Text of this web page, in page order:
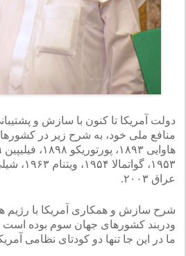
دولت آمریکا تا کنون با سازش و
منافع ملی خود، به شرح زیر در
عراق ۲۰۰۳.
شرح سازش و همکاری آمریکا با رژیم
ودربند کشورهای جهان سوم بوده
ما در این جا تنها دو کودتای نظامی